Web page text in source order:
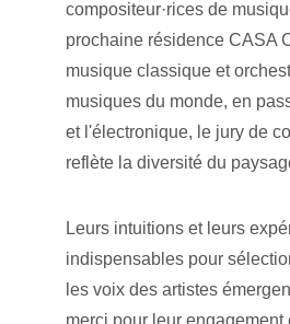
compositeur·rices de
prochaine résidence CASA
musique classique et
musiques du monde, en
et l'électronique, le jury de
reflète la diversité du
Leurs intuitions et leurs
indispensables pour
les voix des artistes
merci pour leur engagement